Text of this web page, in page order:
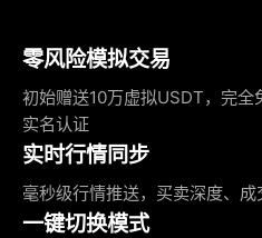
零风险模拟交易
初始赠送10万虚拟USDT，完
实名认证
实时行情同步
毫秒级行情推送，买卖深度、
一键切换模式